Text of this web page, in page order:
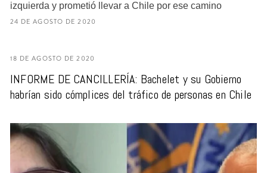
izquierda y prometió llevar a Chile por ese camino
24 DE AGOSTO DE 2020
INFORME DE CANCILLERÍA: Bachelet y su Gobierno
habrían sido cómplices del tráfico de personas en Chile
18 DE AGOSTO DE 2020